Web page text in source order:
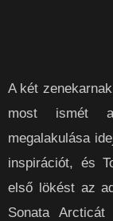
A két
most ismét
megalakulása
inspirációt, és
első lökést az
Sonata